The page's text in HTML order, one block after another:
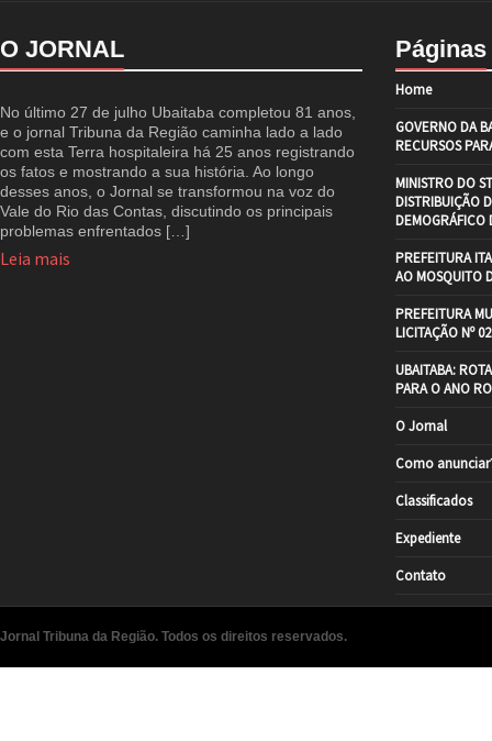
O JORNAL
No último 27 de julho Ubaitaba completou 81 anos,
e o jornal Tribuna da Região caminha lado a lado
com esta Terra hospitaleira há 25 anos registrando
os fatos e mostrando a sua história. Ao longo
desses anos, o Jornal se transformou na voz do
Vale do Rio das Contas, discutindo os principais
problemas enfrentados […]
Leia mais
Páginas
Home
GOVERNO DA
RECURSOS
MINISTRO DO
DISTRIBUIÇÃO
DEMOGRÁFICO
PREFEITURA
AO MOSQUITO
PREFEITURA
LICITAÇÃO Nº
UBAITABA:
PARA O ANO
O Jornal
Como
Classificados
Expediente
Contato
Jornal Tribuna da Região. Todos os direitos reservados.